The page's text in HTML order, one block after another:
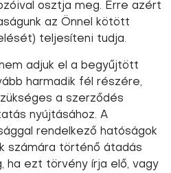
osztja meg. Erre azért
az Önnel kötött
teljesíteni tudja.
adjuk el a begyűjtött
harmadik fél részére,
a szerződés
nyújtásához. A
rendelkező hatóságok
számára történő átadás
ha ezt törvény írja elő, vagy